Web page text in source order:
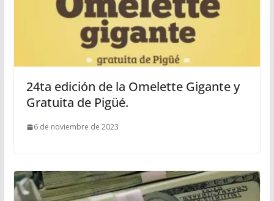
24ta edición de la Omelette Gigante y
Gratuita de Pigüé.
6 de noviembre de 2023